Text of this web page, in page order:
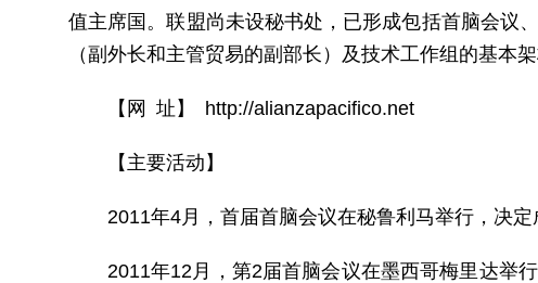
值主席国。联盟尚未设秘书处，已形成包括首脑会议
（副外长和主管贸易的副部长）及技术工作组的基本架
【网 址】 http://alianzapacifico.net
【主要活动】
2011年4月，首届首脑会议在秘鲁利马举行，决定
2011年12月，第2届首脑会议在墨西哥梅里达举